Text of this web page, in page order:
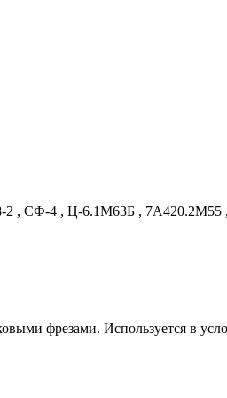
2 , СФ-4 , Ц-6.1М63Б , 7А420.2М55
фрезами. Используется в